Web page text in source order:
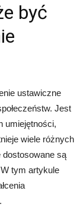
być
ustawiczne
Jest
umiejętności,
wiele różnych
dostosowane są
tym artykule